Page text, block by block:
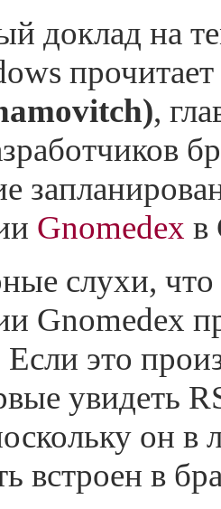
доклад на
прочитает
,
Gnomedex в
слухи,
Gnomedex
Если это
увидеть
он в
встроен в